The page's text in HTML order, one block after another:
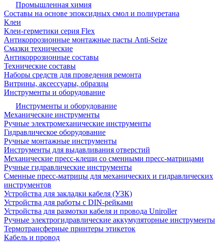
Промышленная химия
Составы на основе эпоксидных смол и полиуретана
Клеи
Клеи-герметики серия Flex
Антикоррозионные монтажные пасты Anti-Seize
Смазки технические
Антикоррозионные составы
Технические составы
Наборы средств для проведения ремонта
Витрины, аксессуары, образцы
Инструменты и оборудование
Инструменты и оборудование
Механические инструменты
Ручные электромеханические инструменты
Гидравлическое оборудование
Ручные монтажные инструменты
Инструменты для выдавливания отверстий
Механические пресс-клещи со сменными пресс-матрицами
Ручные гидравлические инструменты
Сменные пресс-матрицы для механических и гидравлических
инструментов
Устройства для закладки кабеля (УЗК)
Устройства для работы с DIN-рейками
Устройства для размотки кабеля и провода Uniroller
Ручные электрогидравлические аккумуляторные инструменты
Термотрансферные принтеры этикеток
Кабель и провод